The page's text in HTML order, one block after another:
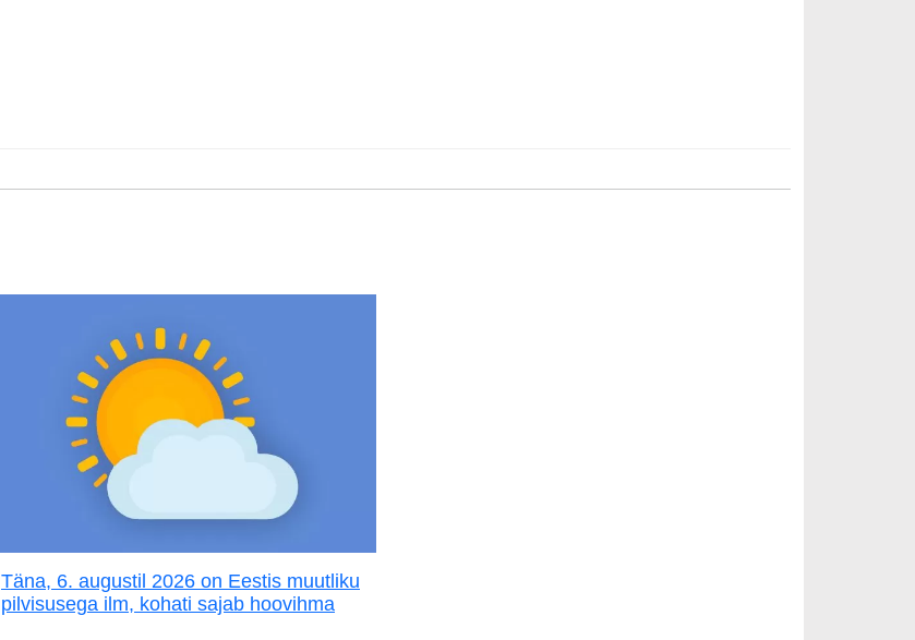
Täna, 6. augustil 2026 on Eestis muutliku
pilvisusega ilm, kohati sajab hoovihma